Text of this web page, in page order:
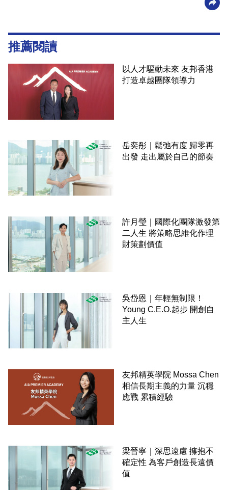
推薦閱讀
以人才驅動未來 友邦香港
打造卓越團隊領導力
岳奕彤｜鬆弛有度 歸零再
出發 走出屬於自己的節奏
許月瑩｜國際化團隊激發第
二人生 將策略思維化作理
財策劃價值
吳岱恩｜年輕無制限！
Young C.E.O.起步 開創自
主人生
友邦精英學院 Mossa Chen
相信長期主義的力量 沉穩
應戰 累積經驗
梁晉寧｜深思遠慮 擁抱不
確定性 為客戶創造長遠價
值